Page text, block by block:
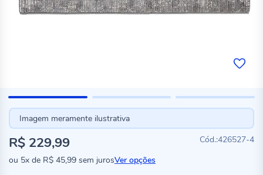
Imagem meramente ilustrativa
426527-4
R$ 229,99
ou 5x de R$ 45,99 sem jurosVer opções